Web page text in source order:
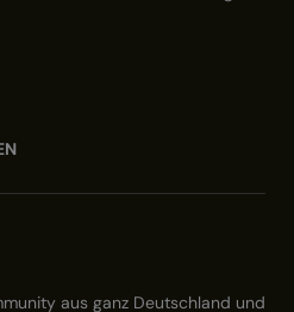
aus ganz Deutschland und